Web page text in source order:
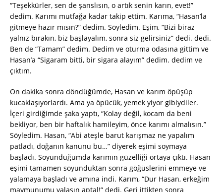
“Teşekkürler, sen de şanslısın, o artık senin karın, evet!”
dedim. Karımı mutfağa kadar takip ettim. Karıma, “Hasan’la
gitmeye hazır mısın?” dedim. Söyledim. Eşim, “Bizi biraz
yalnız bırakın, biz başlayalım, sonra siz gelirsiniz” dedi. dedi.
Ben de “Tamam” dedim. Dedim ve oturma odasına gittim ve
Hasan’a “Sigaram bitti, bir sigara alayım” dedim. dedim ve
çıktım.
On dakika sonra döndüğümde, Hasan ve karım öpüşüp
kucaklaşıyorlardı. Ama ya öpücük, yemek yiyor gibiydiler.
İçeri girdiğimde şaka yaptı, “Kolay değil, kocam da beni
bekliyor, ben bir haftalık hamileyim, önce karımı almalısın.”
Söyledim. Hasan, “Abi ateşle barut karışmaz ne yapalım
patladı, doğanın kanunu bu…” diyerek eşimi soymaya
başladı. Soyunduğumda karımın güzelliği ortaya çıktı. Hasan
eşimi tamamen soyunduktan sonra göğüslerini emmeye ve
yalamaya başladı ve amına indi. Karım, “Dur Hasan, erkeğim
maymunumu yalasın aptal!” dedi. Geri ittikten sonra